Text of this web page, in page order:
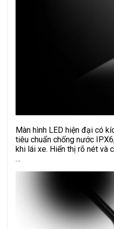
Màn hình LED hiện đại có
tiêu chuẩn chống nước
khi lái xe. Hiển thị rõ nét và
…